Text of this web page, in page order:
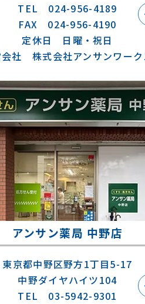
TEL 024-956-4189
FAX 024-956-4190
定休日 日曜・祝日
社 株式会社アンサンワーク
アンサン薬局 中野店
東京都中野区野方1丁目5-17
中野ダイヤハイツ104
TEL 03-5942-9301